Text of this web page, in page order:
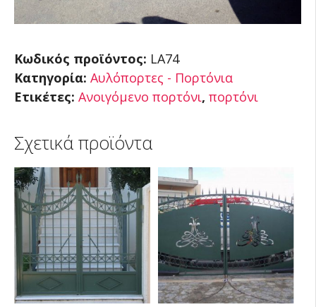
Κωδικός προϊόντος: LA74
Κατηγορία: Αυλόπορτες - Πορτόνια
Ετικέτες: Ανοιγόμενο πορτόνι, πορτόνι
Σχετικά προϊόντα